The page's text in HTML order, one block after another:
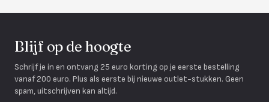
Blijf op de hoogte
Schrijf je in en ontvang 25 euro korting op je eerste bestelling
vanaf 200 euro. Plus als eerste bij nieuwe outlet-stukken. Geen
spam, uitschrijven kan altijd.